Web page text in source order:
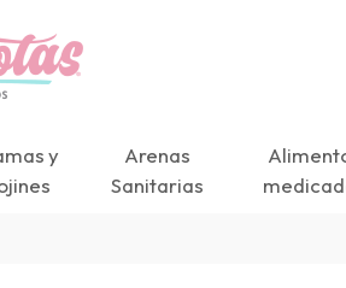
y
Arenas
Sanitarias